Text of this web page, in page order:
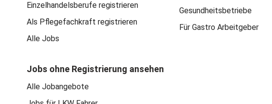
Einzelhandelsberufe registrieren
Als Pflegefachkraft registrieren
Alle Jobs
Jobs ohne Registrierung ansehen
Alle Jobangebote
Gesundheitsbetriebe
Für Gastro Arbeitgeber